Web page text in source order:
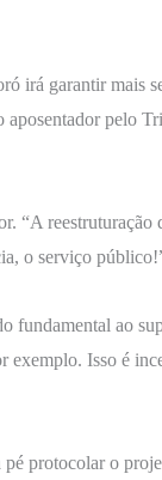
irá garantir mais
pelo
reestruturação
o serviço
ao
Isso é
protocolar o